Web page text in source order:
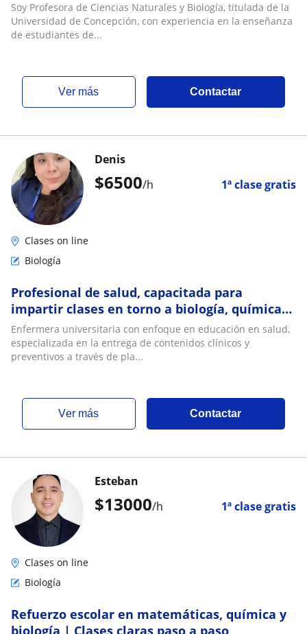
Soy Profesora de Ciencias Naturales y Biología, titulada de la
Universidad de Concepción, con experiencia en la enseñanza
de estudiantes de...
ver más Contactar
$6500/h 1ª clase gratis
Denis
Clases on line
Biología
Profesional de salud, capacitada para
impartir clases en torno a biología, química
y/o matemáticas basicas
Enfermera universitaria con enfoque en educación en salud,
especializada en la entrega de contenidos clínicos y
preventivos a través de pla...
ver más Contactar
$13000/h 1ª clase gratis
Esteban
Clases on line
Biología
Refuerzo escolar en matemáticas, química y
biología | Clases claras paso a paso